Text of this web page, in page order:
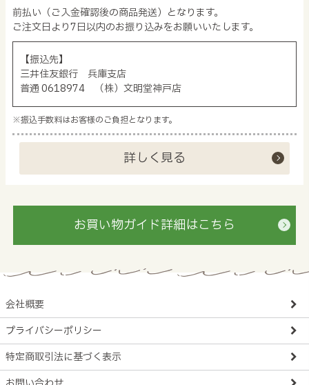
前払い（ご入金確認後の商品発送）となります。
ご注文日より7日以内のお振り込みをお願いいたします。
【振込先】
三井住友銀行 兵庫支店
普通 0618974 （株）文明堂神戸店
※振込手数料はお客様のご負担となります。
詳しく見る
お買い物ガイド詳細はこちら
会社概要
プライバシーポリシー
特定商取引法に基づく表示